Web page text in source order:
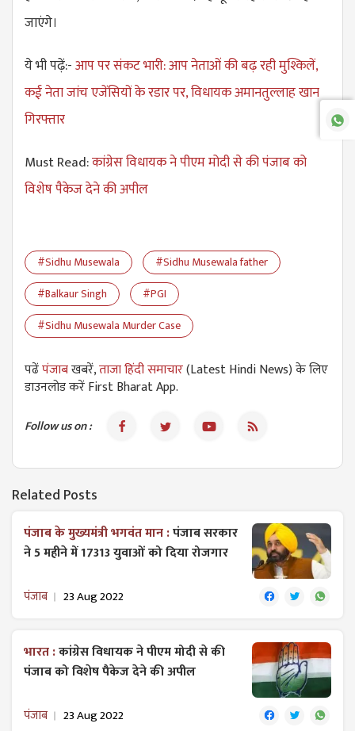
जाएंगे।
ये भी पढ़ें:-आप पर संकट भारी: आप नेताओं की बढ़ रही मुश्किलें,
कई नेता जांच एजेंसियों के रडार पर, विधायक अमानतुल्लाह खान
गिरफ्तार
Must Read:कांग्रेस विधायक ने पीएम मोदी से की पंजाब को
विशेष पैकेज देने की अपील
#Sidhu Musewala
#Sidhu Musewala father
#Balkaur Singh
#PGI
#Sidhu Musewala Murder Case
पढेंपंजाबखबरें,ताजा हिंदी समाचार(Latest Hindi News) के लिए
डाउनलोड करें First Bharat App.
Follow us on :
Related Posts
पंजाब के मुख्यमंत्री भगवंत मान :पंजाब सरकार
ने 5 महीने में 17313 युवाओं को दिया रोजगार
पंजाब 23 Aug 2022
भारत :कांग्रेस विधायक ने पीएम मोदी से की
पंजाब को विशेष पैकेज देने की अपील
पंजाब 23 Aug 2022